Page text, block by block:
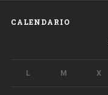
CALENDARIO
L M X